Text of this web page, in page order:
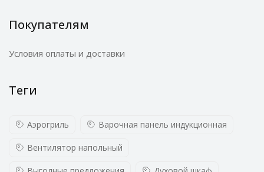
Покупателям
Условия оплаты и доставки
Теги
Аэрогриль Варочная панель индукционная
Вентилятор напольный